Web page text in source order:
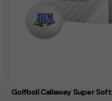
Golfboll Callaway Super Soft